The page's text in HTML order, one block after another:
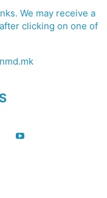
We may receive a
clicking on one of